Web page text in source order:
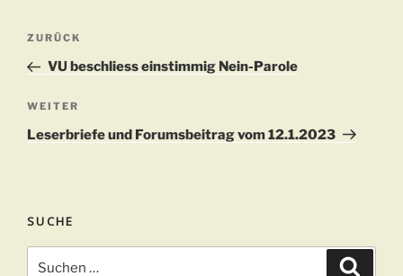
Beitragsnavigation
Vorheriger
Beitrag
ZURÜCK
VU beschliess einstimmig Nein-Parole
Nächster
Beitrag
WEITER
Leserbriefe und Forumsbeitrag vom 12.1.2023
SUCHE